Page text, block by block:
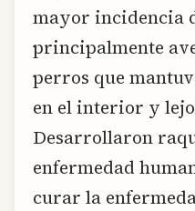
mayor incidencia
principalmente
perros que
en el interior y
Desarrollaron
enfermedad
curar la